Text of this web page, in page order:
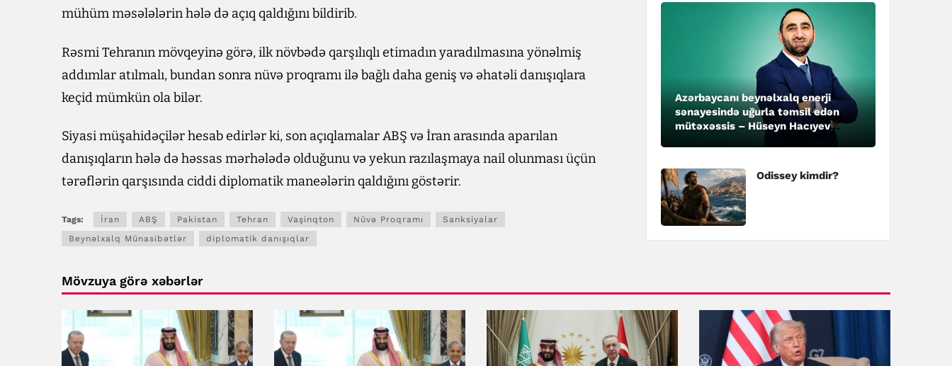
mühüm məsələlərin hələ də açıq qaldığını bildirib.
Rəsmi Tehranın mövqeyinə görə, ilk növbədə qarşılıqlı etimadın yaradılmasına yönəlmiş
addımlar atılmalı, bundan sonra nüvə proqramı ilə bağlı daha geniş və əhatəli danışıqlara
keçid mümkün ola bilər.
Siyasi müşahidəçilər hesab edirlər ki, son açıqlamalar ABŞ və İran arasında aparılan
danışıqların hələ də həssas mərhələdə olduğunu və yekun razılaşmaya nail olunması üçün
tərəflərin qarşısında ciddi diplomatik maneələrin qaldığını göstərir.
Tags: İran ABŞ Pakistan Tehran Vaşinqton Nüvə Proqramı
Sanksiyalar
Beynəlxalq Münasibətlər
diplomatik danışıqlar
Azərbaycanı beynəlxalq enerji
sənayesində uğurla təmsil edən
mütəxəssis – Hüseyn Hacıyev
Odissey kimdir?
Mövzuya görə xəbərlər